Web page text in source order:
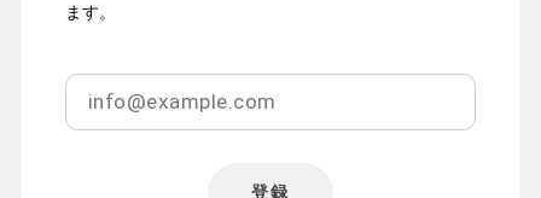
ます。
登録